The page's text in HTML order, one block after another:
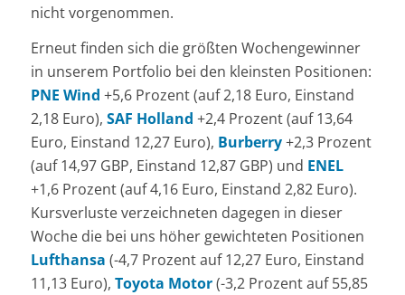
nicht vorgenommen.
Erneut finden sich die größten Wochengewinner
in unserem Portfolio bei den kleinsten Positionen:
PNE Wind +5,6 Prozent (auf 2,18 Euro, Einstand
2,18 Euro), SAF Holland +2,4 Prozent (auf 13,64
Euro, Einstand 12,27 Euro), Burberry+2,3 Prozent
(auf 14,97 GBP, Einstand 12,87 GBP) und ENEL
+1,6 Prozent (auf 4,16 Euro, Einstand 2,82 Euro).
Kursverluste verzeichneten dagegen in dieser
Woche die bei uns höher gewichteten Positionen
Lufthansa (-4,7 Prozent auf 12,27 Euro, Einstand
11,13 Euro), Toyota Motor(-3,2 Prozent auf 55,85